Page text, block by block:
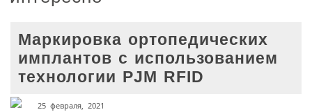
Маркировка ортопедических
имплантов с использованием
технологии PJM RFID
25 февраля, 2021